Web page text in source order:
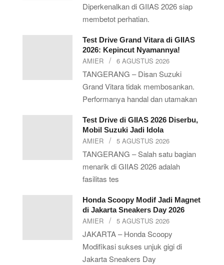
Diperkenalkan di GIIAS 2026 siap
membetot perhatian.
Test Drive Grand Vitara di GIIAS
2026: Kepincut Nyamannya!
AMIER 6 AGUSTUS 2026
TANGERANG – Disan Suzuki
Grand Vitara tidak membosankan.
Performanya handal dan utamakan
Test Drive di GIIAS 2026 Diserbu,
Mobil Suzuki Jadi Idola
AMIER 5 AGUSTUS 2026
TANGERANG – Salah satu bagian
menarik di GIIAS 2026 adalah
fasilitas tes
Honda Scoopy Modif Jadi Magnet
di Jakarta Sneakers Day 2026
AMIER 5 AGUSTUS 2026
JAKARTA – Honda Scoopy
Modifikasi sukses unjuk gigi di
Jakarta Sneakers Day